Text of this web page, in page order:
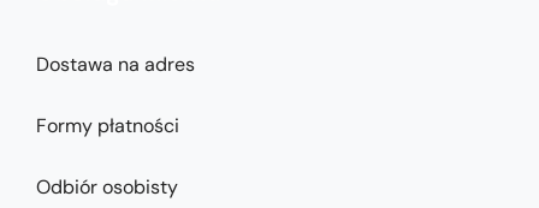
Dostawa na adres
Formy płatności
Odbiór osobisty